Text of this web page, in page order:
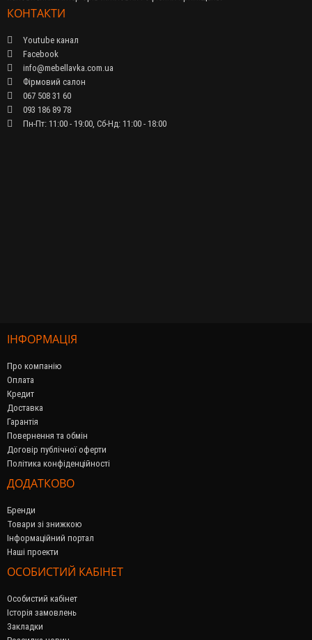
КОНТАКТИ
Youtube канал
Facebook
info@mebellavka.com.ua
Фірмовий салон
067 508 31 60
093 186 89 78
Пн-Пт: 11:00 - 19:00, Сб-Нд: 11:00 - 18:00
ІНФОРМАЦІЯ
Про компанію
Оплата
Кредит
Доставка
Гарантія
Повернення та обмін
Договір публічної оферти
Політика конфіденційності
ДОДАТКОВО
Бренди
Товари зі знижкою
Інформаційний портал
Наші проекти
ОСОБИСТИЙ КАБІНЕТ
Особистий кабінет
Історія замовлень
Закладки